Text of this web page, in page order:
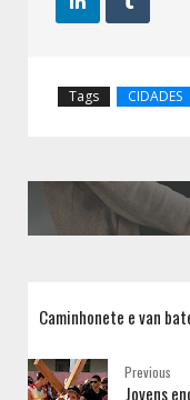
Tags CIDADES
Caminhonete e van
Previous
Jovens